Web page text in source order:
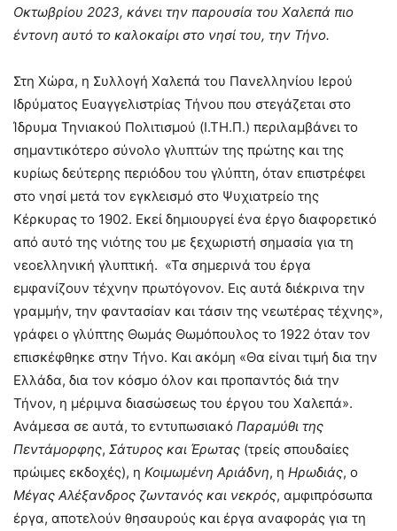
Οκτωβρίου 2023, κάνει την παρουσία του Χαλεπά πιο
έντονη αυτό το καλοκαίρι στο νησί του, την Τήνο.
Στη Χώρα, η Συλλογή Χαλεπά του Πανελληνίου Ιερού
Ιδρύματος Ευαγγελιστρίας Τήνου που στεγάζεται στο
Ίδρυμα Τηνιακού Πολιτισμού (Ι.ΤΗ.Π.) περιλαμβάνει το
σημαντικότερο σύνολο γλυπτών της πρώτης και της
κυρίως δεύτερης περιόδου του γλύπτη, όταν επιστρέφει
στο νησί μετά τον εγκλεισμό στο Ψυχιατρείο της
Κέρκυρας το 1902. Εκεί δημιουργεί ένα έργο διαφορετικό
από αυτό της νιότης του με ξεχωριστή σημασία για τη
νεοελληνική γλυπτική. «Τα σημερινά του έργα
εμφανίζουν τέχνην πρωτόγονον. Εις αυτά διέκρινα την
γραμμήν, την φαντασίαν και τάσιν της νεωτέρας τέχνης»,
γράφει ο γλύπτης Θωμάς Θωμόπουλος το 1922 όταν τον
επισκέφθηκε στην Τήνο. Και ακόμη «Θα είναι τιμή δια την
Ελλάδα, δια τον κόσμο όλον και προπαντός διά την
Τήνον, η μέριμνα διασώσεως του έργου του Χαλεπά».
Ανάμεσα σε αυτά, το εντυπωσιακό Παραμύθι της
Πεντάμορφης, Σάτυρος και Έρωτας (τρείς σπουδαίες
πρώιμες εκδοχές), η Κοιμωμένη Αριάδνη, η Ηρωδιάς, ο
Μέγας Αλέξανδρος ζωντανός και νεκρός, αμφιπρόσωπα
έργα, αποτελούν θησαυρούς και έργα αναφοράς για τη